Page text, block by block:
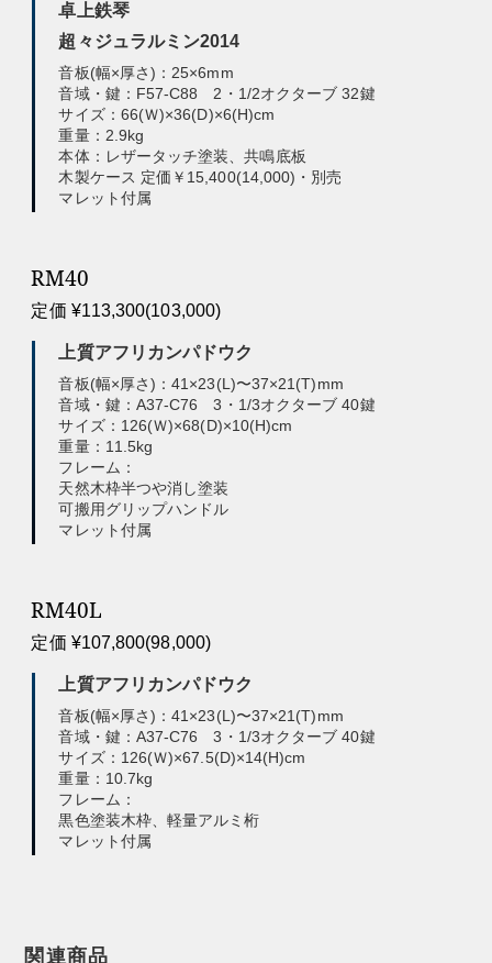
卓上鉄琴
超々ジュラルミン2014
音板(幅×厚さ)：25×6mm
音域・鍵：F57-C88 2・1/2オクターブ 32鍵
サイズ：66(Ｗ)×36(D)×6(H)cm
重量：2.9kg
本体：レザータッチ塗装、共鳴底板
木製ケース 定価￥15,400(14,000)・別売
マレット付属
RM40
定価 ¥113,300(103,000)
上質アフリカンパドウク
音板(幅×厚さ)：41×23(L)〜37×21(T)mm
音域・鍵：A37-C76 3・1/3オクターブ 40鍵
サイズ：126(Ｗ)×68(D)×10(H)cm
重量：11.5kg
フレーム：
天然木枠半つや消し塗装
可搬用グリップハンドル
マレット付属
RM40L
定価 ¥107,800(98,000)
上質アフリカンパドウク
音板(幅×厚さ)：41×23(L)〜37×21(T)mm
音域・鍵：A37-C76 3・1/3オクターブ 40鍵
サイズ：126(Ｗ)×67.5(D)×14(H)cm
重量：10.7kg
フレーム：
黒色塗装木枠、軽量アルミ桁
マレット付属
関連商品